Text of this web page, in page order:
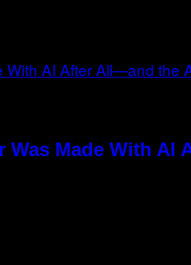
Was Made With